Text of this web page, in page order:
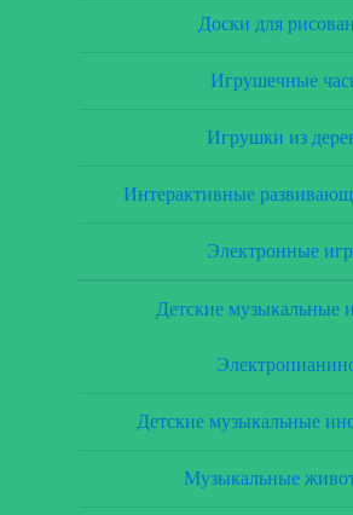
Доски для
Игрушечные
Игрушки из
Интерактивные
Электронные
Детские музыкальные
Детские музыкальные
Музыкальные